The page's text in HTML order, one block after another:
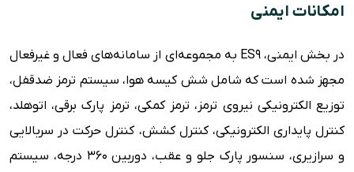
امکانات ایمنی
در بخش ایمنی، ES9 به مجموعه‌ای از سامانه‌های فعال و غیرفعال
مجهز شده است که شامل شش کیسه هوا، سیستم ترمز ضدقفل،
توزیع الکترونیکی نیروی ترمز، ترمز کمکی، ترمز پارک برقی، اتوهلد،
کنترل پایداری الکترونیکی، کنترل کشش، کنترل حرکت در سربالایی
و سرازیری، سنسور پارک جلو و عقب، دوربین ۳۶۰ درجه، سیستم